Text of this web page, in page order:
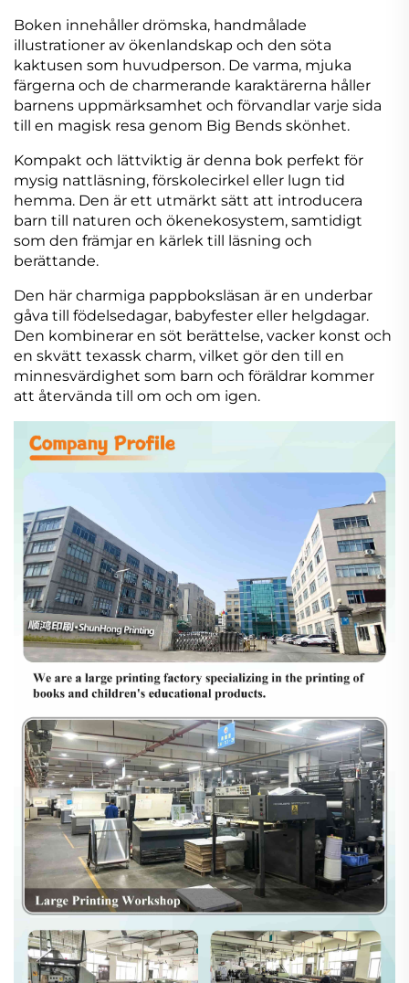
Boken innehåller drömska, handmålade
illustrationer av ökenlandskap och den söta
kaktusen som huvudperson. De varma, mjuka
färgerna och de charmerande karaktärerna håller
barnens uppmärksamhet och förvandlar varje sida
till en magisk resa genom Big Bends skönhet.
Kompakt och lättviktig är denna bok perfekt för
mysig nattläsning, förskolecirkel eller lugn tid
hemma. Den är ett utmärkt sätt att introducera
barn till naturen och ökenekosystem, samtidigt
som den främjar en kärlek till läsning och
berättande.
Den här charmiga pappboksläsan är en underbar
gåva till födelsedagar, babyfester eller helgdagar.
Den kombinerar en söt berättelse, vacker konst och
en skvätt texassk charm, vilket gör den till en
minnesvärdighet som barn och föräldrar kommer
att återvända till om och om igen.